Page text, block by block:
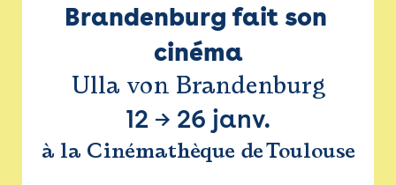
Brandenburg fait son
cinéma
Ulla von Brandenburg
12 → 26 janv.
à la Cinémathèque de Toulouse